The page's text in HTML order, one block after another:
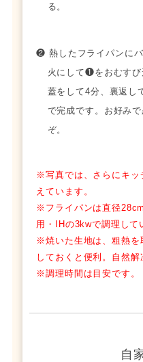
る。
❷ 熱したフライパンに
火にして❶をおむすび
蓋をして4分、裏返し
で完成です。お好み
ぞ。
※写真では、さらにキッ
えています。
※フライパンは直径
用・IHの3kwで調理して
※焼いた生地は、粗熱を
しておくと便利。自然解
※調理時間は目安です。
自